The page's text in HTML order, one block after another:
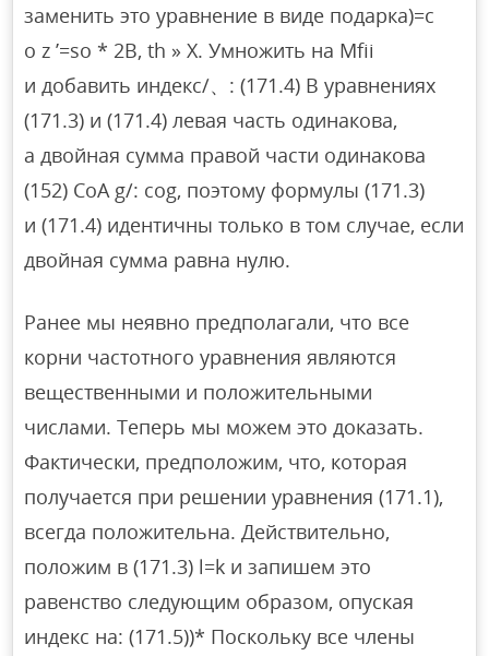
заменить это уравнение в виде подарка)=c
o z ’=so * 2B, th » X. Умножить на Mfii
и добавить индекс/、: (171.4) В уравнениях
(171.3) и (171.4) левая часть одинакова,
а двойная сумма правой части одинакова
(152) CoA g/: cog, поэтому формулы (171.3)
и (171.4) идентичны только в том случае, если
двойная сумма равна нулю.
Ранее мы неявно предполагали, что все
корни частотного уравнения являются
вещественными и положительными
числами. Теперь мы можем это доказать.
Фактически, предположим, что, которая
получается при решении уравнения (171.1),
всегда положительна. Действительно,
положим в (171.3) l=k и запишем это
равенство следующим образом, опуская
индекс на: (171.5))* Поскольку все члены